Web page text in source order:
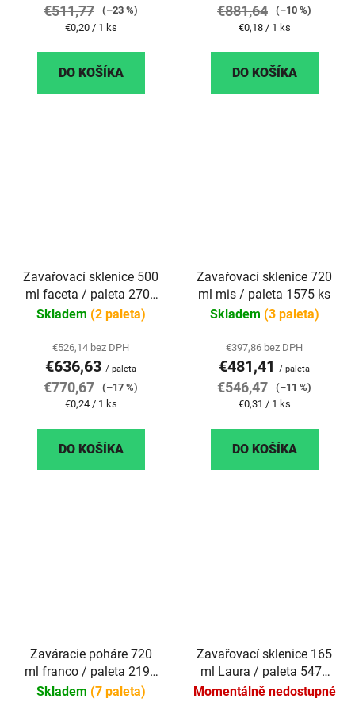
€511,77
(–23 %)
Jednotková
€0,20 / 1 ks
DO KOŠÍKA
€881,64
(–10 %)
Jednotková
€0,18 / 1 ks
DO KOŠÍKA
Zavařovací sklenice 500
ml faceta / paleta 2704
ks
Skladem (2 paleta)
€526,14 bez DPH
€636,63 / paleta
€770,67
(–17 %)
Jednotková
€0,24 / 1 ks
DO KOŠÍKA
Zavařovací sklenice 720
ml mis / paleta 1575 ks
Skladem (3 paleta)
€397,86 bez DPH
€481,41 / paleta
€546,47
(–11 %)
Jednotková
€0,31 / 1 ks
DO KOŠÍKA
Zaváracie poháre 720
ml franco / paleta 2197
ks
Skladem (7 paleta)
Zavařovací sklenice 165
ml Laura / paleta 5472
ks
Momentálně nedostupné